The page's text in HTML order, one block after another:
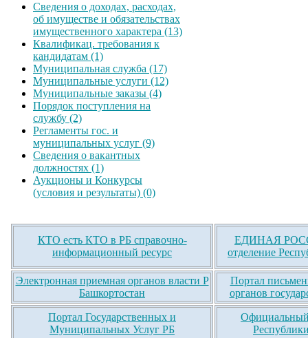
Сведения о доходах, расходах,
об имуществе и обязательствах
имущественного характера (13)
Квалификац. требования к
кандидатам (1)
Муниципальная служба (17)
Муниципальные услуги (12)
Муниципальные заказы (4)
Порядок поступления на
службу (2)
Регламенты гос. и
муниципальных услуг (9)
Сведения о вакантных
должностях (1)
Аукционы и Конкурсы
(условия и результаты) (0)
КТО есть КТО в РБ справочно-
информационный ресурс
ЕДИНАЯ
отделение
Электронная приемная органов власти Р
Башкортостан
Портал
органов
Портал Государственных и
Муниципальных Услуг РБ
Официальный